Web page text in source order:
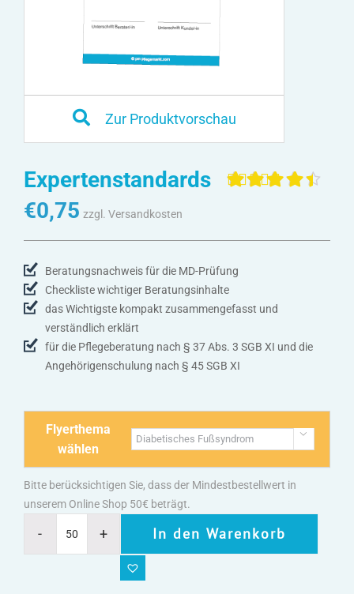
Zur Produktvorschau
Expertenstandards
auf
€0,75 zzgl. Versandkosten
Beratungsnachweis für die MD-Prüfung
Checkliste wichtiger Beratungsinhalte
das Wichtigste kompakt zusammengefasst und
verständlich erklärt
für die Pflegeberatung nach § 37 Abs. 3 SGB XI und die
Angehörigenschulung nach § 45 SGB XI
Flyerthema
wählen

Bitte berücksichtigen Sie, dass der Mindestbestellwert in
unserem Online Shop 50€ beträgt.
In den Warenkorb